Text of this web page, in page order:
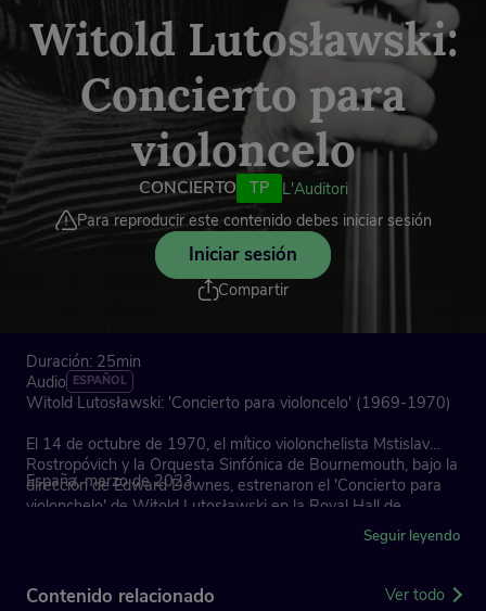
Witold Lutosławski:
Concierto para
violoncelo
CONCIERTO TP
L'Auditori
Para reproducir este contenido debes iniciar sesión
Iniciar sesión
Compartir
Duración: 25min
Audio ESPAÑOL
Witold Lutosławski: 'Concierto para violoncelo' (1969-1970)
El 14 de octubre de 1970, el mítico violonchelista Mstislav
Rostropóvich y la Orquesta Sinfónica de Bournemouth, bajo la
dirección de Edward Downes, estrenaron el 'Concierto para
violonchelo' de Witold Lutosławski en la Royal Hall de
Londres. Nacido en Varsovia en 1913, el compositor tuvo que
compaginar su formación con el entrenamiento militar y las
Finalizada la guerra, el régimen estalinista prohibió su 'Primera
España, marzo de 2023
Seguir leyendo
Contenido relacionado Ver todo